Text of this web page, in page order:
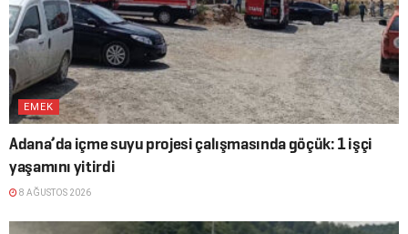
EMEK
Adana’da içme suyu projesi çalışmasında göçük: 1 işçi
yaşamını yitirdi
8 AĞUSTOS 2026